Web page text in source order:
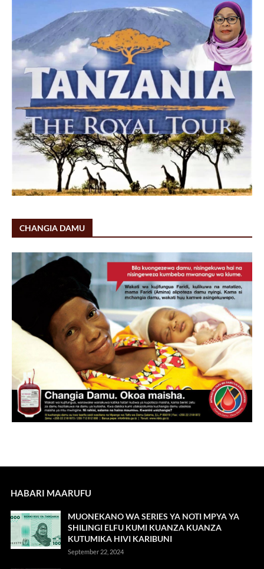
CHANGIA DAMU
HABARI MAARUFU
MUONEKANO WA SERIES YA NOTI MPYA YA
SHILINGI ELFU KUMI KUANZA KUANZA
KUTUMIKA HIVI KARIBUNI
September 22, 2024